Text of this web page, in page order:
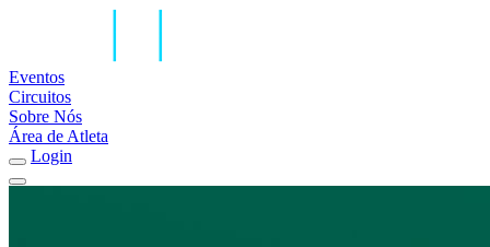
Eventos
Circuitos
Sobre Nós
Área de Atleta
Login